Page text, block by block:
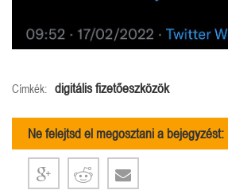
Címkék: digitális fizetőeszközök
Ne felejtsd el megosztani a bejegyzést: